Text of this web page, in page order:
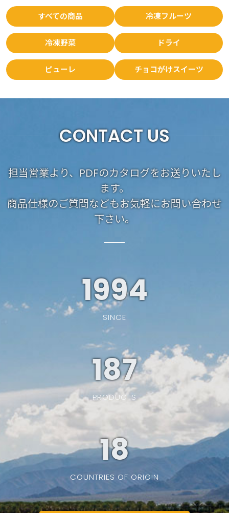
すべての商品 冷凍フルーツ
冷凍野菜 ドライ
ピューレ チョコがけスイーツ
CONTACT US
担当営業より、PDFのカタログをお送りいたし
ます。
商品仕様のご質問などもお気軽にお問い合わせ
下さい。
1994
SINCE
187
PRODUCTS
19
COUNTRIES OF ORIGIN